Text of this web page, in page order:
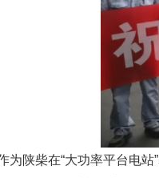
柴在“大功率平台电站”